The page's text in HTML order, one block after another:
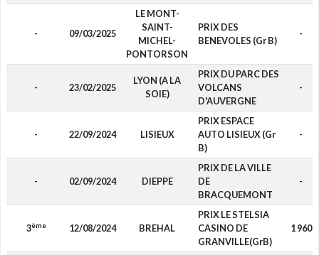
- 09/03/2025
LE MONT-
SAINT-
MICHEL-
PONTORSON
PRIX DES
BENEVOLES (Gr B)
-
- 23/02/2025
LYON (A LA
SOIE)
PRIX DU PARC DES
VOLCANS
D'AUVERGNE
-
- 22/09/2024 LISIEUX
PRIX ESPACE
AUTO LISIEUX (Gr
B)
-
- 02/09/2024 DIEPPE
PRIX DE LA VILLE
DE
BRACQUEMONT
-
3ème 12/08/2024 BREHAL
PRIX LE STELSIA
CASINO DE
GRANVILLE(GrB)
1 960